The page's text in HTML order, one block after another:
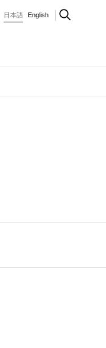
日本語 English